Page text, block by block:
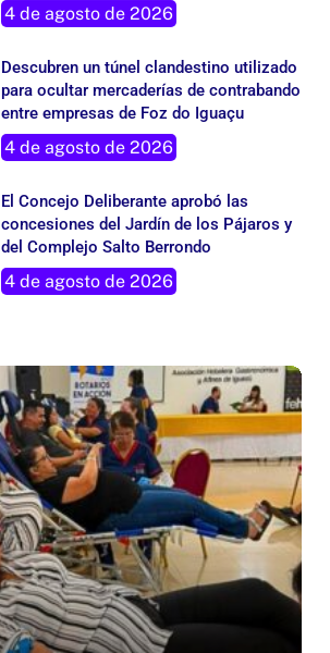
para ocultar mercaderías de contrabando
entre empresas de Foz do Iguaçu
4 de agosto de 2026
concesiones del Jardín de los Pájaros y
del Complejo Salto Berrondo
4 de agosto de 2026